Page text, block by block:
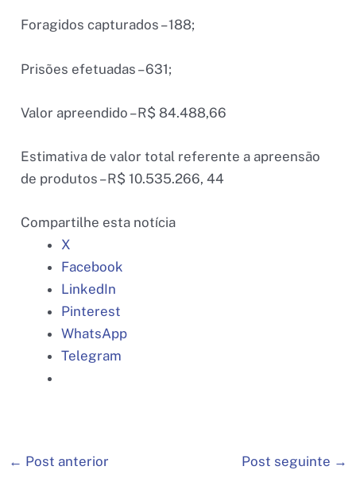
Foragidos capturados – 188;
Prisões efetuadas – 631;
Valor apreendido – R$ 84.488,66
Estimativa de valor total referente a apreensão
de produtos – R$ 10.535.266, 44
Compartilhe esta notícia
X
Facebook
LinkedIn
Pinterest
WhatsApp
Telegram
← Post anterior Post seguinte →